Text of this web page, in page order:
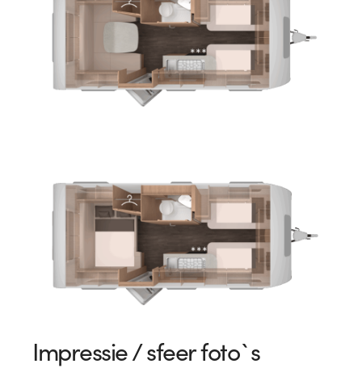
Impressie / sfeer foto`s